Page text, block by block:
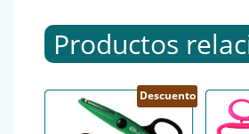
Productos
Descuento